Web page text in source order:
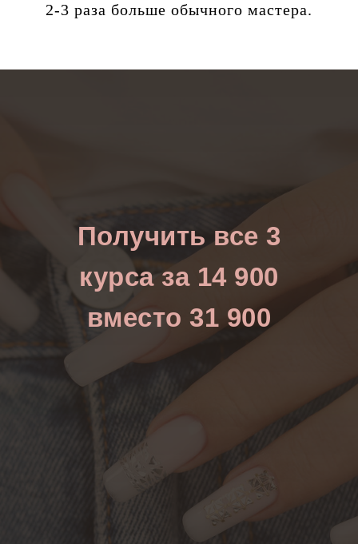
2-3 раза больше обычного мастера.
Получить все 3
курса за 14 900
вместо 31 900